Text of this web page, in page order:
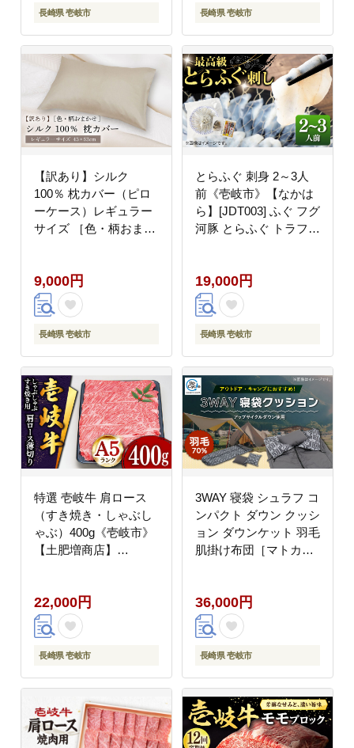
長崎県 壱岐市 長崎県 壱岐市
【訳あり】シルク
100％ 枕カバー（ピロ
ーケース）レギュラー
サイズ ［色・柄おまか
[JDH117]
9,000円
長崎県 壱岐市
とらふぐ 刺身 2～3人
前《壱岐市》【なかは
ら】[JDT003] ふぐ フグ
河豚 とらふぐ トラフグ
19000 19000円
19,000円
長崎県 壱岐市
特選 壱岐牛 肩ロース
（すき焼き・しゃぶし
ゃぶ）400g《壱岐市》
【土肥増商店】
赤身 22000 22000円
22,000円
長崎県 壱岐市
3WAY 寝袋 シュラフ コ
ンパクト ダウン クッシ
ョン ダウンケット 羽毛
肌掛け布団［マトカ］
新幸九州】 [JDH064]
36000 36000円 羽毛布
団
36,000円
長崎県 壱岐市